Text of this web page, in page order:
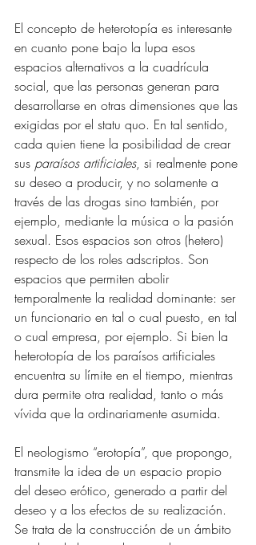
El concepto de heterotopía es interesante
en cuanto pone bajo la lupa esos
espacios alternativos a la cuadrícula
social, que las personas generan para
desarrollarse en otras dimensiones que las
exigidas por el statu quo. En tal sentido,
cada quien tiene la posibilidad de crear
sus paraísos artificiales, si realmente pone
su deseo a producir, y no solamente a
través de las drogas sino también, por
ejemplo, mediante la música o la pasión
sexual. Esos espacios son otros (hetero)
respecto de los roles adscriptos. Son
espacios que permiten abolir
temporalmente la realidad dominante: ser
un funcionario en tal o cual puesto, en tal
o cual empresa, por ejemplo. Si bien la
heterotopía de los paraísos artificiales
encuentra su límite en el tiempo, mientras
dura permite otra realidad, tanto o más
vívida que la ordinariamente asumida.
El neologismo “erotopía”, que propongo,
transmite la idea de un espacio propio
del deseo erótico, generado a partir del
deseo y a los efectos de su realización.
Se trata de la construcción de un ámbito